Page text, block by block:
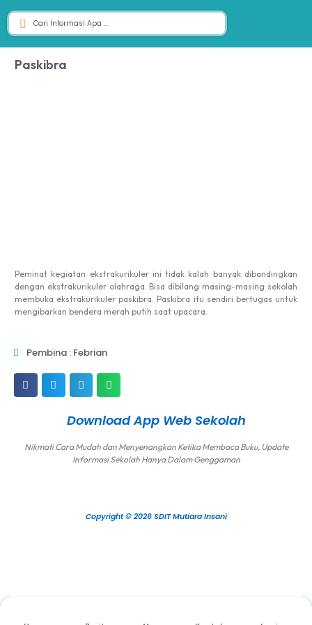
Paskibra
Peminat kegiatan ekstrakurikuler ini tidak kalah banyak dibandingkan
dengan ekstrakurikuler olahraga. Bisa dibilang masing-masing sekolah
membuka ekstrakurikuler paskibra. Paskibra itu sendiri bertugas untuk
mengibarkan bendera merah putih saat upacara.
Pembina : Febrian
Download App Web Sekolah
Nikmati Cara Mudah dan Menyenangkan Ketika Membaca Buku, Update
Informasi Sekolah Hanya Dalam Genggaman
Copyright © 2026 SDIT Mutiara Insani